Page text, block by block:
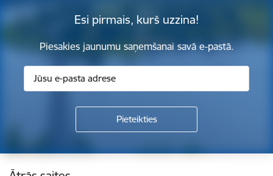
Esi pirmais, kurš uzzina!
Piesakies jaunumu saņemšanai savā e-pastā.
Kājene